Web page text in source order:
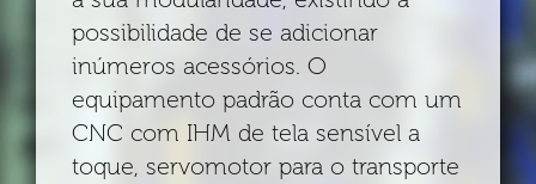
possibilidade de se adicionar
inúmeros acessórios. O
equipamento padrão conta com um
CNC com IHM de tela sensível a
toque, servomotor para o transporte